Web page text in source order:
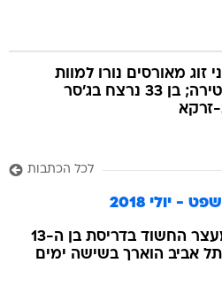
זוג מאורסים נורו למוות
בטירה; בן 33 נרצח בג'סר
זרקא
לכל הכתבות
- יולי 2018
מעצר החשוד בדריסת בן ה-13
אביב הוארך בשישה ימים